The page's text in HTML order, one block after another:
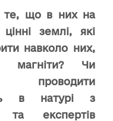
те, що в них на
землі, які
навколо них,
магніти? Чи
проводити
в натурі з
та експертів